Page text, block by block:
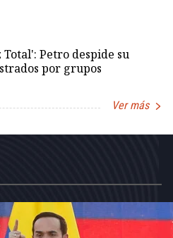
Petro despide su
por grupos
Ver más